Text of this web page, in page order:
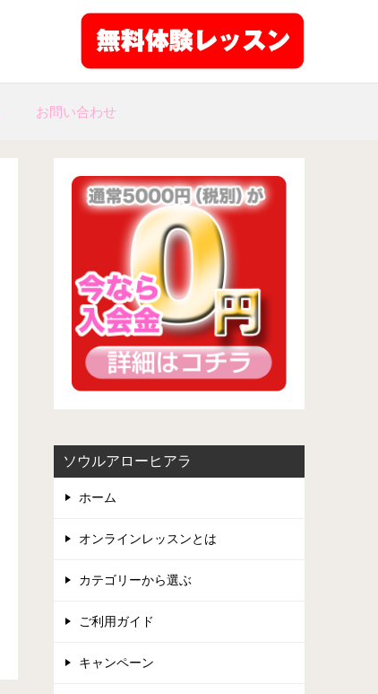
お問い合わせ
ソウルアローヒアラ
ホーム
オンラインレッスンとは
カテゴリーから選ぶ
ご利用ガイド
キャンペーン